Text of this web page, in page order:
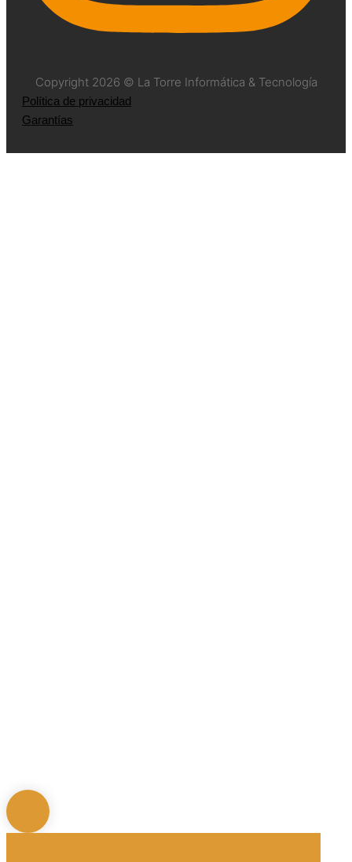
Copyright 2026 © La Torre Informática & Tecnología
Política de privacidad
Garantías